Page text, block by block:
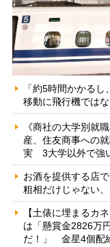
「約5時間かかる
移動に飛行機では
《商社の大学別就
産、住友商事への
実 3大学以外で強
お酒を提供する店
粗相だけじゃない
【土俵に埋まるカ
は「懸賞金2826万
だ！」 金星4個配